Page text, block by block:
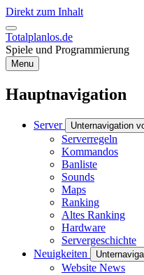
Direkt zum Inhalt
Totalplanlos.de
Spiele und Programmierung
Menu
Hauptnavigation
Server Unternavigation
Serverregeln
Kommandos
Banliste
Sounds
Maps
Ranking
Altes Ranking
Hardware
Servergeschichte
Neuigkeiten
Website News